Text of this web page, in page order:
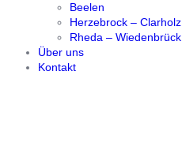
Beelen
Herzebrock – Clarholz
Rheda – Wiedenbrück
Über uns
Kontakt